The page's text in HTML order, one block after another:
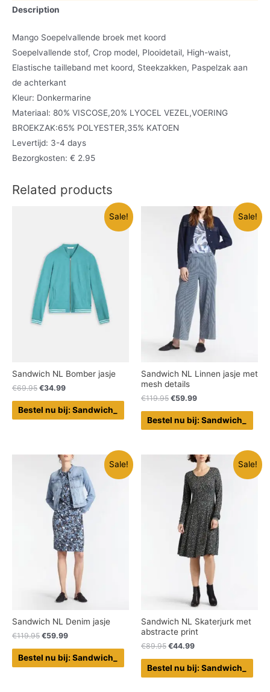
Description
Mango Soepelvallende broek met koord
Soepelvallende stof, Crop model, Plooidetail, High-waist,
Elastische tailleband met koord, Steekzakken, Paspelzak aan
de achterkant
Kleur: Donkermarine
Materiaal: 80% VISCOSE,20% LYOCEL VEZEL,VOERING
BROEKZAK:65% POLYESTER,35% KATOEN
Levertijd: 3-4 days
Bezorgkosten: € 2.95
Related products
Sale!
Sandwich NL Bomber jasje
€69.95 €34.99
Bestel nu bij: Sandwich_
Sale!
Sandwich NL Linnen jasje met
mesh details
€119.95 €59.99
Bestel nu bij: Sandwich_
Sale!
Sandwich NL Denim jasje
€119.95 €59.99
Bestel nu bij: Sandwich_
Sale!
Sandwich NL Skaterjurk met
abstracte print
€89.95 €44.99
Bestel nu bij: Sandwich_